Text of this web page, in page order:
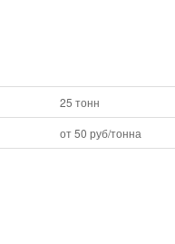
25 тонн
от 50 руб/тонна